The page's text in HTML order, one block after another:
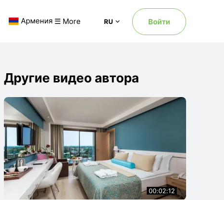
Армения ☰ More RU Войти
Другие видео автора
00:02:12